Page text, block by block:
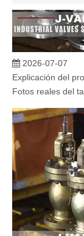
2026-07-07
Fotos reales del